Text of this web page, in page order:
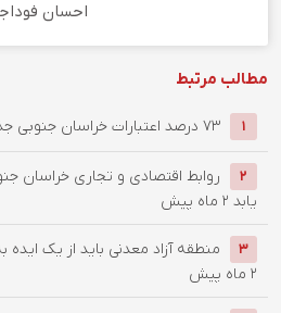
احسان
مطالب مرتبط
1 ۷۳ درصد اعتبارات خراسان جنوبی جذب شد
2
روابط اقتصادی و تجاری خراسان
یابد 2 ماه پیش
3
منطقه آزاد معدنی باید از یک
2 ماه پیش